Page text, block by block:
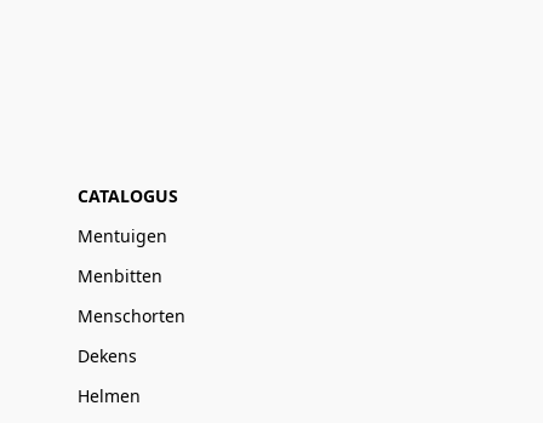
CATALOGUS
Mentuigen
Menbitten
Menschorten
Dekens
Helmen